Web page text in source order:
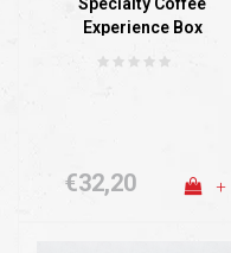
Experience Box
€32,20 +